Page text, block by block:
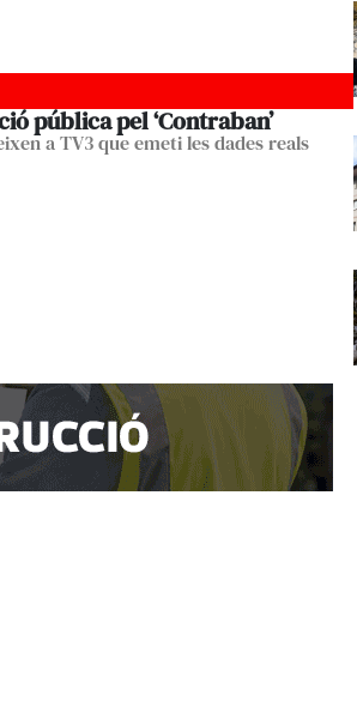
pública pel ‘Contraban’
a TV3 que emeti les dades reals